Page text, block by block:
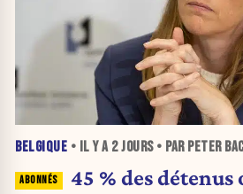
BELGIQUE • IL Y A 2 JOURS• PAR PETER
45 % des détenus